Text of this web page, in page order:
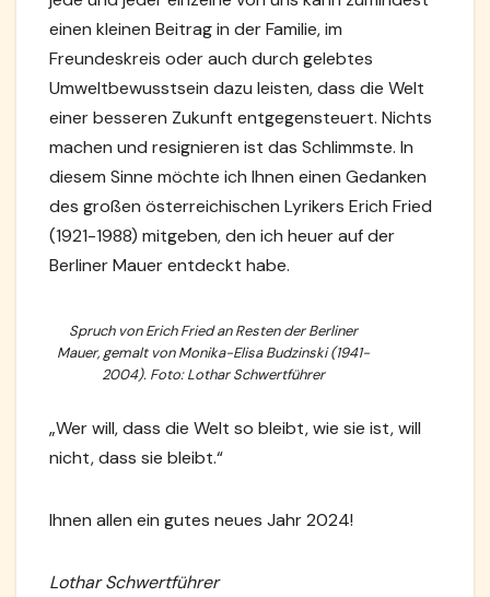
einen kleinen Beitrag in der Familie, im
Freundeskreis oder auch durch gelebtes
Umweltbewusstsein dazu leisten, dass die Welt
einer besseren Zukunft entgegensteuert. Nichts
machen und resignieren ist das Schlimmste. In
diesem Sinne möchte ich Ihnen einen Gedanken
des großen österreichischen Lyrikers Erich Fried
(1921-1988) mitgeben, den ich heuer auf der
Berliner Mauer entdeckt habe.
Spruch von Erich Fried an Resten der Berliner
Mauer, gemalt von Monika-Elisa Budzinski (1941-
2004). Foto: Lothar Schwertführer
„Wer will, dass die Welt so bleibt, wie sie ist, will
nicht, dass sie bleibt.“
Ihnen allen ein gutes neues Jahr 2024!
Lothar Schwertführer